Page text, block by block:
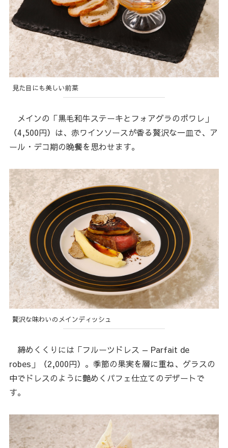
見た目にも美しい前菜
メインの「黒毛和牛ステーキとフォアグラのポワレ」
（4,500円）は、赤ワインソースが香る贅沢な一皿で、ア
ール・デコ期の晩餐を思わせます。
贅沢な味わいのメインディッシュ
締めくくりには「フルーツドレス — Parfait de
robes」（2,000円）。季節の果実を層に重ね、グラスの
中でドレスのように艶めくパフェ仕立てのデザートで
す。